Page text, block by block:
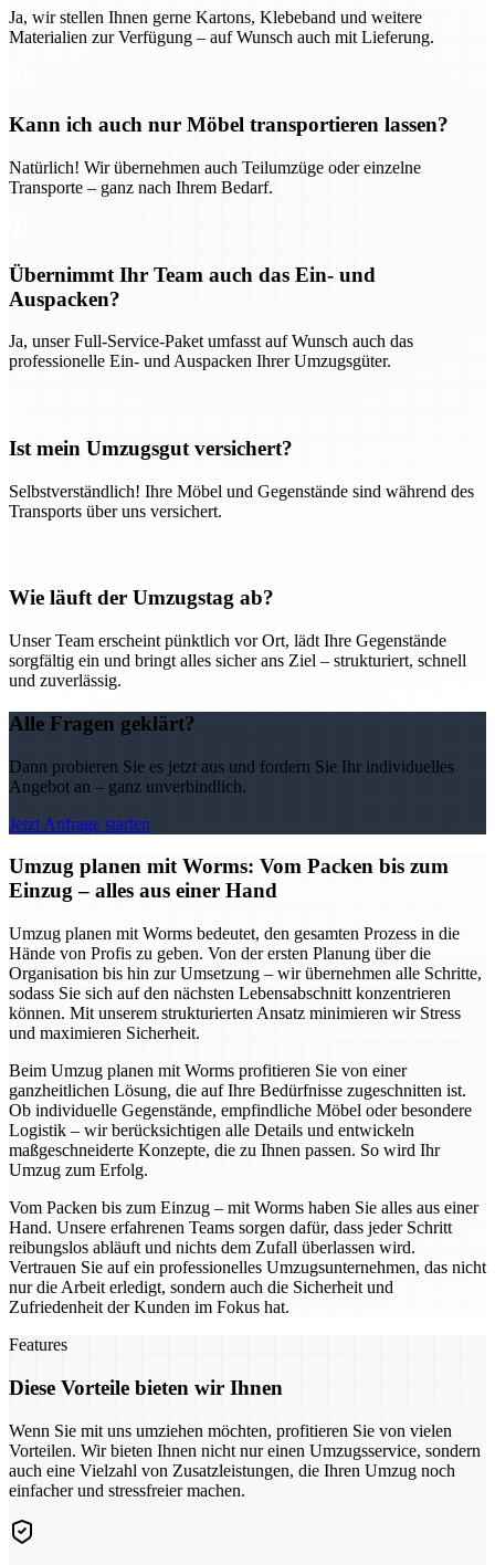
Ja, wir stellen Ihnen gerne Kartons, Klebeband und weitere
Materialien zur Verfügung – auf Wunsch auch mit Lieferung.
Kann ich auch nur Möbel transportieren lassen?
Natürlich! Wir übernehmen auch Teilumzüge oder einzelne
Transporte – ganz nach Ihrem Bedarf.
Übernimmt Ihr Team auch das Ein- und
Auspacken?
Ja, unser Full-Service-Paket umfasst auf Wunsch auch das
professionelle Ein- und Auspacken Ihrer Umzugsgüter.
Ist mein Umzugsgut versichert?
Selbstverständlich! Ihre Möbel und Gegenstände sind während des
Transports über uns versichert.
Wie läuft der Umzugstag ab?
Unser Team erscheint pünktlich vor Ort, lädt Ihre Gegenstände
sorgfältig ein und bringt alles sicher ans Ziel – strukturiert, schnell
und zuverlässig.
Alle Fragen geklärt?
Dann probieren Sie es jetzt aus und fordern Sie Ihr individuelles
Angebot an – ganz unverbindlich.
Jetzt Anfrage starten
Umzug planen mit Worms: Vom Packen bis zum
Einzug – alles aus einer Hand
Umzug planen mit Worms bedeutet, den gesamten Prozess in die
Hände von Profis zu geben. Von der ersten Planung über die
Organisation bis hin zur Umsetzung – wir übernehmen alle Schritte,
sodass Sie sich auf den nächsten Lebensabschnitt konzentrieren
können. Mit unserem strukturierten Ansatz minimieren wir Stress
und maximieren Sicherheit.
Beim Umzug planen mit Worms profitieren Sie von einer
ganzheitlichen Lösung, die auf Ihre Bedürfnisse zugeschnitten ist.
Ob individuelle Gegenstände, empfindliche Möbel oder besondere
Logistik – wir berücksichtigen alle Details und entwickeln
maßgeschneiderte Konzepte, die zu Ihnen passen. So wird Ihr
Umzug zum Erfolg.
Vom Packen bis zum Einzug – mit Worms haben Sie alles aus einer
Hand. Unsere erfahrenen Teams sorgen dafür, dass jeder Schritt
reibungslos abläuft und nichts dem Zufall überlassen wird.
Vertrauen Sie auf ein professionelles Umzugsunternehmen, das nicht
nur die Arbeit erledigt, sondern auch die Sicherheit und
Zufriedenheit der Kunden im Fokus hat.
Features
Diese Vorteile bieten wir Ihnen
Wenn Sie mit uns umziehen möchten, profitieren Sie von vielen
Vorteilen. Wir bieten Ihnen nicht nur einen Umzugsservice, sondern
auch eine Vielzahl von Zusatzleistungen, die Ihren Umzug noch
einfacher und stressfreier machen.